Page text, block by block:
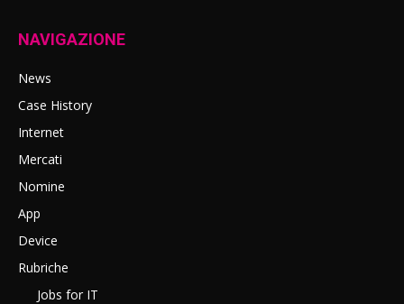
NAVIGAZIONE
News
Case History
Internet
Mercati
Nomine
App
Device
Rubriche
Jobs for IT